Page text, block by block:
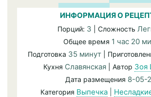
ИНФОРМАЦИЯ О
Порций: 3 | Сложность
Общее время 1 час 20
Подготовка 35 минут |
Кухня Славянская | Автор Зоя
Дата размещения 8-05-
Категория Выпечка